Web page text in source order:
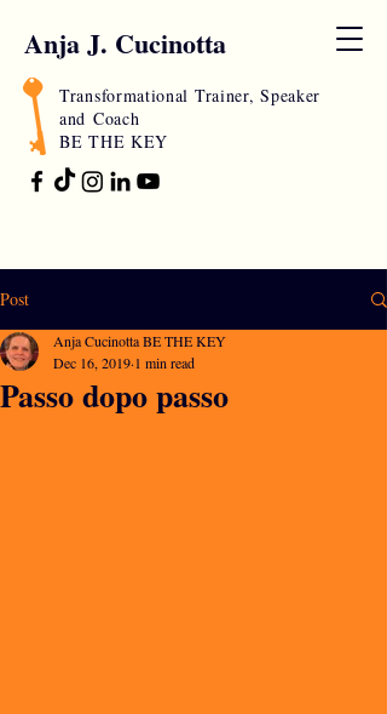
Anja J. Cucinotta
Transformational Trainer, Speaker
and Coach
BE THE KEY
Post
Passo dopo passo
Anja Cucinotta BE THE KEY
Dec 16, 2019 1 min read